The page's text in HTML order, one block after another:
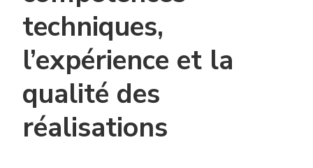
techniques,
l’expérience et la
qualité des
réalisations